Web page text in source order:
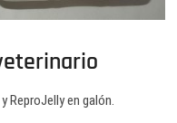
ReproJelly en galón.